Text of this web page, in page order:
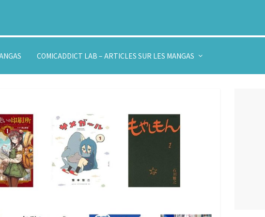
COMICADDICT LAB – ARTICLES SUR LES MANGAS